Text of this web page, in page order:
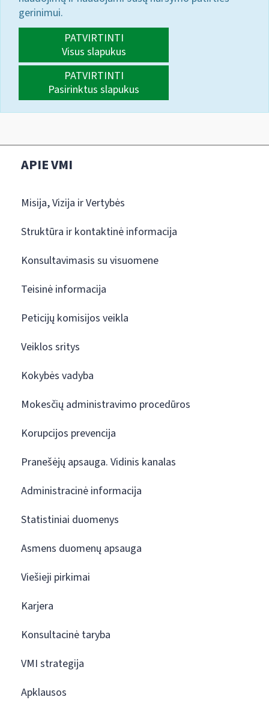
gerinimui.
PATVIRTINTI
Visus slapukus
PATVIRTINTI
Pasirinktus slapukus
APIE VMI
Misija, Vizija ir Vertybės
Struktūra ir kontaktinė informacija
Konsultavimasis su visuomene
Teisinė informacija
Peticijų komisijos veikla
Veiklos sritys
Kokybės vadyba
Mokesčių administravimo procedūros
Korupcijos prevencija
Pranešėjų apsauga. Vidinis kanalas
Administracinė informacija
Statistiniai duomenys
Asmens duomenų apsauga
Viešieji pirkimai
Karjera
Konsultacinė taryba
VMI strategija
Apklausos